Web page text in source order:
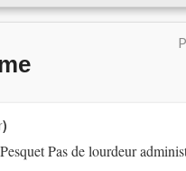
Pas de lourdeur
)